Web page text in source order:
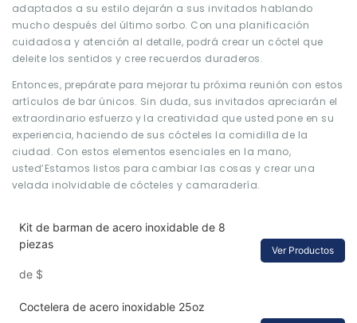
adaptados a su estilo dejarán a sus invitados hablando
mucho después del último sorbo. Con una planificación
cuidadosa y atención al detalle, podrá crear un cóctel que
deleite los sentidos y cree recuerdos duraderos.
Entonces, prepárate para mejorar tu próxima reunión con estos
artículos de bar únicos. Sin duda, sus invitados apreciarán el
extraordinario esfuerzo y la creatividad que usted pone en su
experiencia, haciendo de sus cócteles la comidilla de la
ciudad. Con estos elementos esenciales en la mano,
usted’Estamos listos para cambiar las cosas y crear una
velada inolvidable de cócteles y camaradería.
Kit de barman de acero inoxidable de 8
piezas
de $
Ver Productos
Coctelera de acero inoxidable 25oz